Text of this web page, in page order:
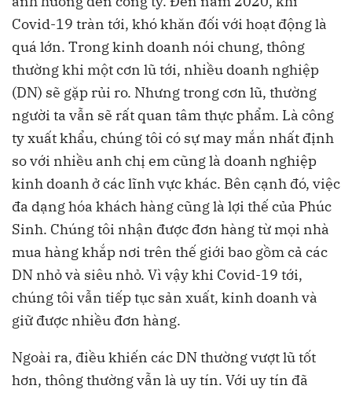
Covid-19 tràn tới, khó khăn đối với hoạt động là
quá lớn. Trong kinh doanh nói chung, thông
thường khi một cơn lũ tới, nhiều doanh nghiệp
(DN) sẽ gặp rủi ro. Nhưng trong cơn lũ, thường
người ta vẫn sẽ rất quan tâm thực phẩm. Là công
ty xuất khẩu, chúng tôi có sự may mắn nhất định
so với nhiều anh chị em cũng là doanh nghiệp
kinh doanh ở các lĩnh vực khác. Bên cạnh đó, việc
đa dạng hóa khách hàng cũng là lợi thế của Phúc
Sinh. Chúng tôi nhận được đơn hàng từ mọi nhà
mua hàng khắp nơi trên thế giới bao gồm cả các
DN nhỏ và siêu nhỏ. Vì vậy khi Covid-19 tới,
chúng tôi vẫn tiếp tục sản xuất, kinh doanh và
giữ được nhiều đơn hàng.
Ngoài ra, điều khiến các DN thường vượt lũ tốt
hơn, thông thường vẫn là uy tín. Với uy tín đã